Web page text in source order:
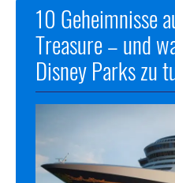
10 Geheimnisse
Treasure – und
Disney Parks zu